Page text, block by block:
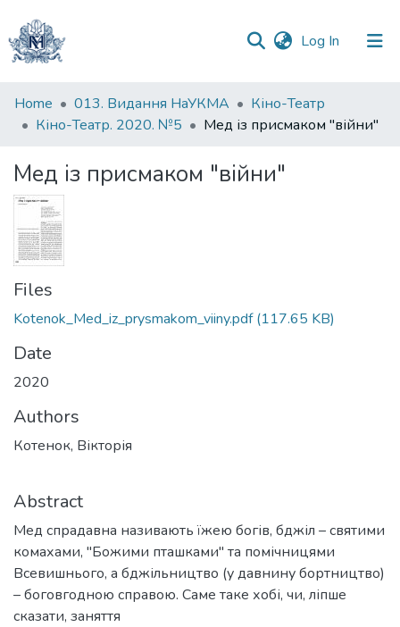
Log In (current)
Communities
&
All of DSpace
Statistics
Home 013. Видання НаУКМА
Кіно-Театр
Кіно-Театр. 2020. №5
Мед із присмаком "війни"
Мед із присмаком "війни"
Files
Kotenok_Med_iz_prysmakom_viiny.pdf(117.65 KB)
Date
2020
Authors
Котенок, Вікторія
Abstract
Мед спрадавна називають їжею богів, бджіл – святими
комахами, "Божими пташками" та помічницями
Всевишнього, а бджільництво (у давнину бортництво)
– боговгодною справою. Саме таке хобі, чи, ліпше
сказати, заняття